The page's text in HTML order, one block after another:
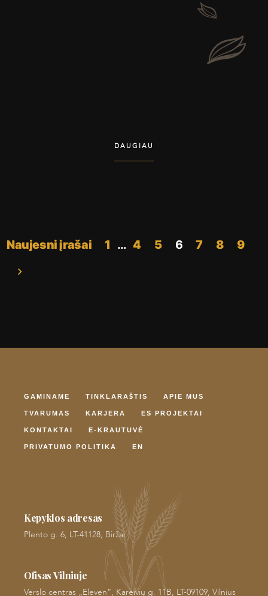
DAUGIAU
Įrašų
puslapiavimas
Naujesni įrašai 1 … 4 5 6 7 8 9
GAMINAME TINKLARAŠTIS APIE MUS
TVARUMAS KARJERA ES PROJEKTAI
KONTAKTAI E-KRAUTUVĖ
PRIVATUMO POLITIKA EN
Kepyklos adresas
Plento g. 6, LT-41128, Biržai
Ofisas Vilniuje
Verslo centras „Eleven“, Kareivių g. 11B, LT-09109, Vilnius